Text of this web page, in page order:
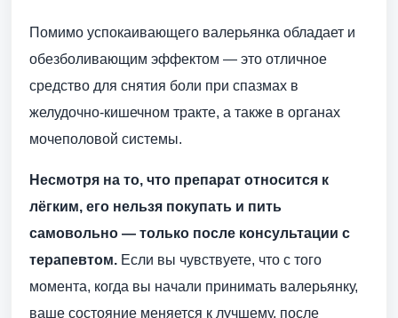
Помимо успокаивающего валерьянка обладает и
обезболивающим эффектом — это отличное
средство для снятия боли при спазмах в
желудочно-кишечном тракте, а также в органах
мочеполовой системы.
Несмотря на то, что препарат относится к
лёгким, его нельзя покупать и пить
самовольно — только после консультации с
терапевтом. Если вы чувствуете, что с того
момента, когда вы начали принимать валерьянку,
ваше состояние меняется к лучшему, после